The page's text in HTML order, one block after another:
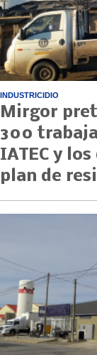
INDUSTRICIDIO
Mirgor
300
IATEC y
plan de